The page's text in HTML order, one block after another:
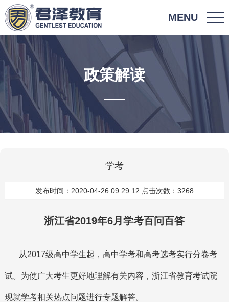
MENU
政策解读
学考
发布时间：2020-04-26 09:29:12 点击次数：3268
浙江省2019年6月学考百问百答
从2017级高中学生起，高中学考和高考选考实行分卷考
试。为使广大考生更好地理解有关内容，浙江省教育考试院
现就学考相关热点问题进行专题解答。